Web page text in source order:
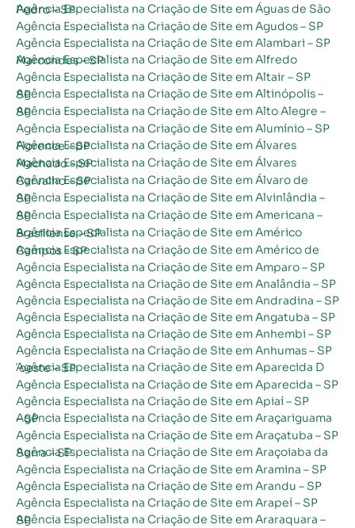
Agência Especialista na Criação de Site em Águas de São Pedro – SP
Agência Especialista na Criação de Site em Agudos – SP
Agência Especialista na Criação de Site em Alambari – SP
Agência Especialista na Criação de Site em Alfredo Marcondes – SP
Agência Especialista na Criação de Site em Altair – SP
Agência Especialista na Criação de Site em Altinópolis – SP
Agência Especialista na Criação de Site em Alto Alegre – SP
Agência Especialista na Criação de Site em Alumínio – SP
Agência Especialista na Criação de Site em Álvares Florence – SP
Agência Especialista na Criação de Site em Álvares Machado – SP
Agência Especialista na Criação de Site em Álvaro de Carvalho – SP
Agência Especialista na Criação de Site em Alvinlândia – SP
Agência Especialista na Criação de Site em Americana – SP
Agência Especialista na Criação de Site em Américo Brasiliense – SP
Agência Especialista na Criação de Site em Américo de Campos – SP
Agência Especialista na Criação de Site em Amparo – SP
Agência Especialista na Criação de Site em Analândia – SP
Agência Especialista na Criação de Site em Andradina – SP
Agência Especialista na Criação de Site em Angatuba – SP
Agência Especialista na Criação de Site em Anhembi – SP
Agência Especialista na Criação de Site em Anhumas – SP
Agência Especialista na Criação de Site em Aparecida D´oeste – SP
Agência Especialista na Criação de Site em Aparecida – SP
Agência Especialista na Criação de Site em Apiaí – SP
Agência Especialista na Criação de Site em Araçariguama – SP
Agência Especialista na Criação de Site em Araçatuba – SP
Agência Especialista na Criação de Site em Araçoiaba da Serra – SP
Agência Especialista na Criação de Site em Aramina – SP
Agência Especialista na Criação de Site em Arandu – SP
Agência Especialista na Criação de Site em Arapeí – SP
Agência Especialista na Criação de Site em Araraquara – SP